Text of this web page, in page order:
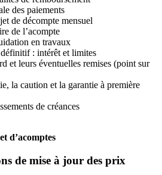
des paiements
de décompte mensuel
de l’acompte
en travaux
: intérêt et limites
et leurs éventuelles remises (point sur
la caution et la garantie à première
de créances
d’acomptes
de mise à jour des prix